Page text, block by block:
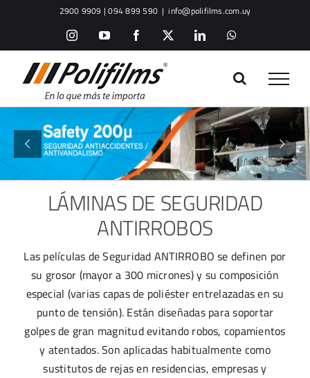
2900 9909 | 094 899 590 | info@polifilms.com.uy
InstagramYouTubeFacebook LinkedInWhatsApp
LÁMINAS DE SEGURIDAD
ANTIRROBOS
Las películas de Seguridad ANTIRROBO se definen por
su grosor (mayor a 300 micrones) y su composición
especial (varias capas de poliéster entrelazadas en su
punto de tensión). Están diseñadas para soportar
golpes de gran magnitud evitando robos, copamientos
y atentados. Son aplicadas habitualmente como
sustitutos de rejas en residencias, empresas y